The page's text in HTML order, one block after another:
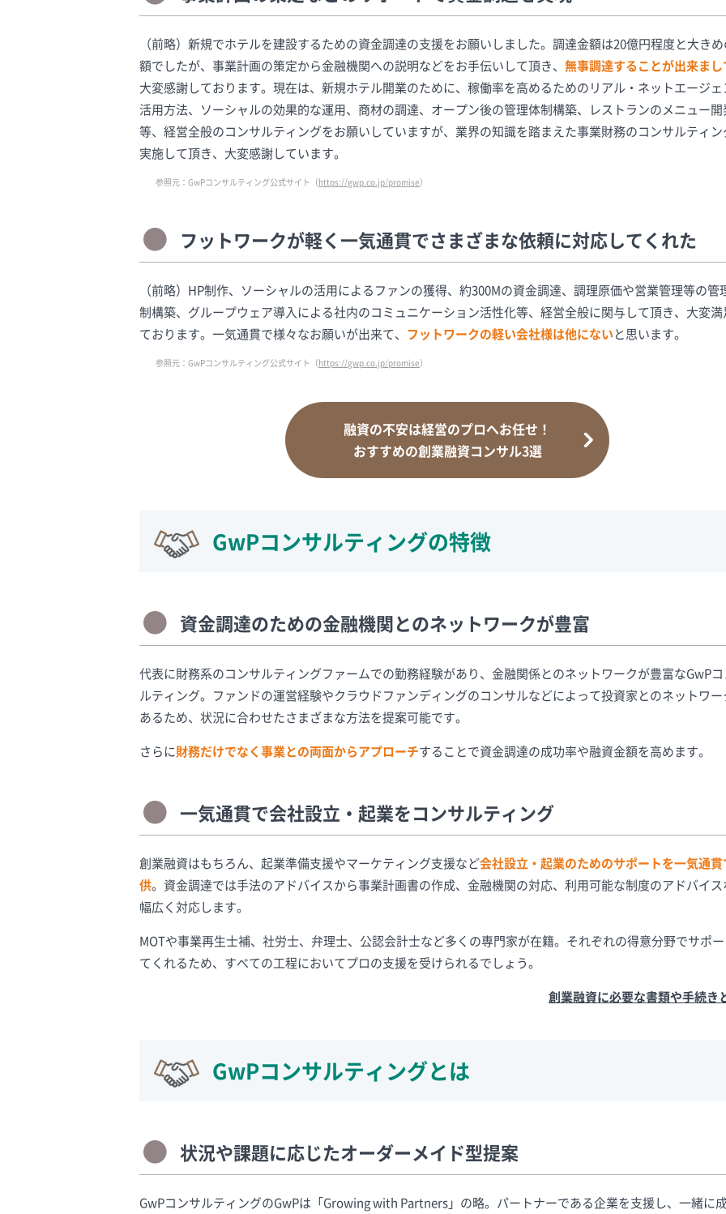
（前略）新規でホテルを建設するための資金調達の支援をお願いしました。調達金額は20億円程度と大き
額でしたが、事業計画の策定から金融機関への説明などをお手伝いして頂き、 無事調達することが出来まし
大変感謝しております。現在は、新規ホテル開業のために、稼働率を高めるためのリアル・ネットエージェ
活用方法、ソーシャルの効果的な運用、商材の調達、オープン後の管理体制構築、レストランのメニュー開
等、経営全般のコンサルティングをお願いしていますが、業界の知識を踏まえた事業財務のコンサルティン
実施して頂き、大変感謝しています。
参照元：GwPコンサルティング公式サイト（https://gwp.co.jp/promise）
フットワークが軽く一気通貫でさまざまな依頼に対応してくれた
（前略）HP制作、ソーシャルの活用によるファンの獲得、約300Mの資金調達、調理原価や営業管理等の管
制構築、グループウェア導入による社内のコミュニケーション活性化等、経営全般に関与して頂き、大変満
ております。一気通貫で様々なお願いが出来て、 フットワークの軽い会社様は他にないと思います。
参照元：GwPコンサルティング公式サイト（https://gwp.co.jp/promise）
融資の不安は経営のプロへお任せ！
おすすめの創業融資コンサル3選
GwPコンサルティングの特徴
資金調達のための金融機関とのネットワークが豊富
代表に財務系のコンサルティングファームでの勤務経験があり、金融関係とのネットワークが豊富なGwP
ルティング。ファンドの運営経験やクラウドファンディングのコンサルなどによって投資家とのネットワー
あるため、状況に合わせたさまざまな方法を提案可能です。
さらに財務だけでなく事業との両面からアプローチすることで資金調達の成功率や融資金額を高めます。
一気通貫で会社設立・起業をコンサルティング
創業融資はもちろん、起業準備支援やマーケティング支援など会社設立・起業のためのサポートを一気通貫
供。資金調達では手法のアドバイスから事業計画書の作成、金融機関の対応、利用可能な制度のアドバイス
幅広く対応します。
MOTや事業再生士補、社労士、弁理士、公認会計士など多くの専門家が在籍。それぞれの得意分野でサポ
てくれるため、すべての工程においてプロの支援を受けられるでしょう。
創業融資に必要な書類や手続き
GwPコンサルティングとは
状況や課題に応じたオーダーメイド型提案
GwPコンサルティングのGwPは「Growing with Partners」の略。パートナーである企業を支援し、一緒に